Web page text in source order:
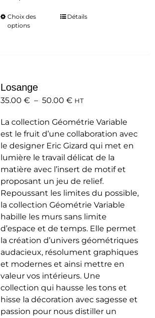
Choix des
options
Ce
peuvent
choisies
sur
la
page
du
produit
Détails
Losange
35.00 € – 50.00 €Plage
prix :
35.00 €
à
50.00 €
HT
La collection Géométrie Variable
est le fruit d’une collaboration avec
le designer Eric Gizard qui met en
lumière le travail délicat de la
matière avec l’insert de motif et
proposant un jeu de relief.
Repoussant les limites du possible,
la collection Géométrie Variable
habille les murs sans limite
d’espace et de temps. Elle permet
la création d’univers géométriques
audacieux, résolument graphiques
et modernes et ainsi mettre en
valeur vos intérieurs. Une
collection qui hausse les tons et
hisse la décoration avec sagesse et
passion pour nous distiller un